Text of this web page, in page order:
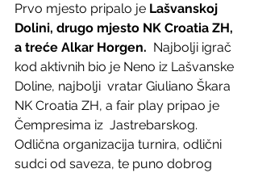
Prvo mjesto pripalo je Lašvanskoj
Dolini, drugo mjesto NK Croatia ZH,
a treće Alkar Horgen.
  Najbolji igrač
kod aktivnih bio je Neno iz Lašvanske
Doline, najbolji  vratar Giuliano Škara
NK Croatia ZH, a fair play pripao je
Čempresima iz  Jastrebarskog.
Odlična organizacija turnira, odlični
sudci od saveza, te puno dobrog